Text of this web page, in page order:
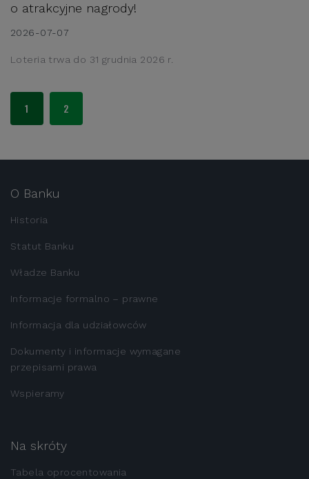
o atrakcyjne nagrody!
2026-07-07
Loteria trwa do 31 grudnia 2026 r.
1 2
O Banku
Historia
Statut Banku
Władze Banku
Informacje formalno – prawne
Informacja dla udziałowców
Dokumenty i informacje wymagane
przepisami prawa
Wspieramy
Na skróty
Tabela oprocentowania